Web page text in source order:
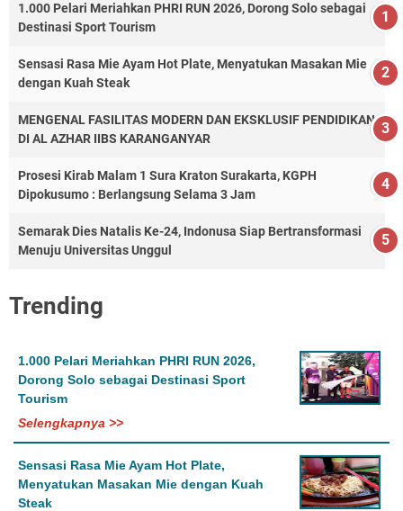
1.000 Pelari Meriahkan PHRI RUN 2026, Dorong Solo sebagai
Destinasi Sport Tourism
Sensasi Rasa Mie Ayam Hot Plate, Menyatukan Masakan Mie
dengan Kuah Steak
MENGENAL FASILITAS MODERN DAN EKSKLUSIF PENDIDIKAN
DI AL AZHAR IIBS KARANGANYAR
Prosesi Kirab Malam 1 Sura Kraton Surakarta, KGPH
Dipokusumo : Berlangsung Selama 3 Jam
Semarak Dies Natalis Ke-24, Indonusa Siap Bertransformasi
Menuju Universitas Unggul
Trending
1.000 Pelari Meriahkan PHRI RUN 2026,
Dorong Solo sebagai Destinasi Sport
Tourism
Selengkapnya >>
Sensasi Rasa Mie Ayam Hot Plate,
Menyatukan Masakan Mie dengan Kuah
Steak